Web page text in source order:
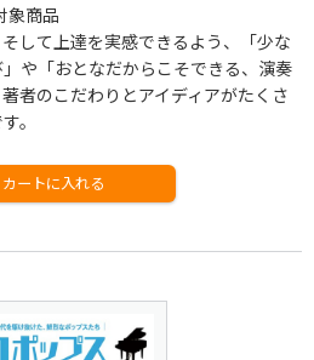
象商品
して上達を実感できるよう、「少な
や「おとなだからこそできる、演奏
者のこだわりとアイディアがたくさ
。
カートに入れる